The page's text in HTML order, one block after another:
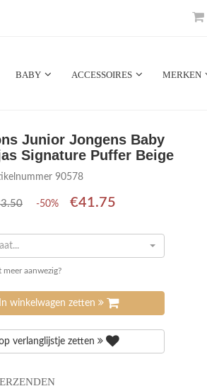
BABY ACCESSOIRES MERKEN
Junior Jongens Baby
Signature Puffer Beige
90578
-50% €41.75
meer aanwezig?
In winkelwagen zetten
verlanglijstje zetten